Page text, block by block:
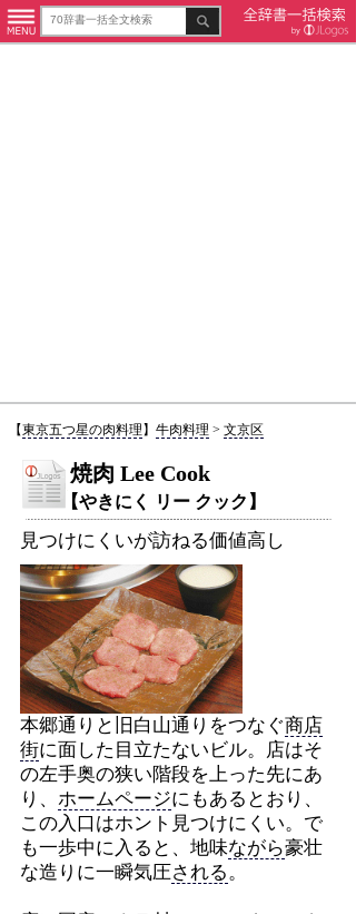
【東京五つ星の肉料理 】 牛肉料理 > 文京区
焼肉 Lee Cook
【やきにく リー クック】
見つけにくいが訪ねる価値高し
本郷通りと旧白山通りをつなぐ商店
街に面した目立たないビル。店はそ
の左手奥の狭い階段を上った先にあ
り、 ホームページにもあるとおり、
この入口はホント見つけにくい。で
も一歩中に入ると、地味ながら豪壮
な造りに一瞬気圧される。